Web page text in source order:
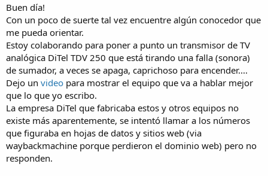
Buen día!
Con un poco de suerte tal vez encuentre algún conocedor que
me pueda orientar.
Estoy colaborando para poner a punto un transmisor de TV
analógica DiTel TDV 250 que está tirando una falla (sonora)
de sumador, a veces se apaga, caprichoso para encender....
Dejo un video para mostrar el equipo que va a hablar mejor
que lo que yo escribo.
La empresa DiTel que fabricaba estos y otros equipos no
existe más aparentemente, se intentó llamar a los números
que figuraba en hojas de datos y sitios web (via
waybackmachine porque perdieron el dominio web) pero no
responden.